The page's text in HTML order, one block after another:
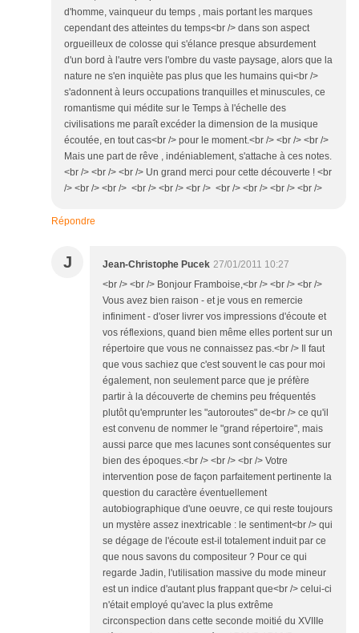
d'homme, vainqueur du temps , mais portant les marques
cependant des atteintes du temps<br /> dans son aspect
orgueilleux de colosse qui s'élance presque absurdement
d'un bord à l'autre vers l'ombre du vaste paysage, alors que la
nature ne s'en inquiète pas plus que les humains qui<br />
s'adonnent à leurs occupations tranquilles et minuscules, ce
romantisme qui médite sur le Temps à l'échelle des
civilisations me paraît excéder la dimension de la musique
écoutée, en tout cas<br /> pour le moment.<br /> <br /> <br />
Mais une part de rêve , indéniablement, s'attache à ces notes.
<br /> <br /> <br /> Un grand merci pour cette découverte ! <br
/> <br /> <br /> <br /> <br /> <br /> <br /> <br /> <br /> <br />
Répondre
J Jean-Christophe Pucek 27/01/2011 10:27
<br /> <br /> Bonjour Framboise,<br /> <br /> <br />
Vous avez bien raison - et je vous en remercie
infiniment - d'oser livrer vos impressions d'écoute et
vos réflexions, quand bien même elles portent sur un
répertoire que vous ne connaissez pas.<br /> Il faut
que vous sachiez que c'est souvent le cas pour moi
également, non seulement parce que je préfère
partir à la découverte de chemins peu fréquentés
plutôt qu'emprunter les "autoroutes" de<br /> ce qu'il
est convenu de nommer le "grand répertoire", mais
aussi parce que mes lacunes sont conséquentes sur
bien des époques.<br /> <br /> <br /> Votre
intervention pose de façon parfaitement pertinente la
question du caractère éventuellement
autobiographique d'une oeuvre, ce qui reste toujours
un mystère assez inextricable : le sentiment<br /> qui
se dégage de l'écoute est-il totalement induit par ce
que nous savons du compositeur ? Pour ce qui
regarde Jadin, l'utilisation massive du mode mineur
est un indice d'autant plus frappant que<br /> celui-ci
n'était employé qu'avec la plus extrême
circonspection dans cette seconde moitié du XVIIIe